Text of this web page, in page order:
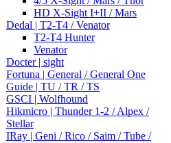
HD X-Sight I+II / Mars
Dedal | T2-T4 / Venator
T2-T4 Hunter
Venator
Docter | sight
Fortuna | General / General One
Guide | TU / TR / TS
GSCI | Wolfhound
Hikmicro | Thunder 1-2 / Alpex /
Stellar
IRay | Geni / Rico / Saim / Tube /